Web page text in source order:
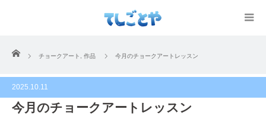
ホーム
チョークアート 作品 今月のチョークアートレッスン
2025.10.11
今月のチョークアートレッスン